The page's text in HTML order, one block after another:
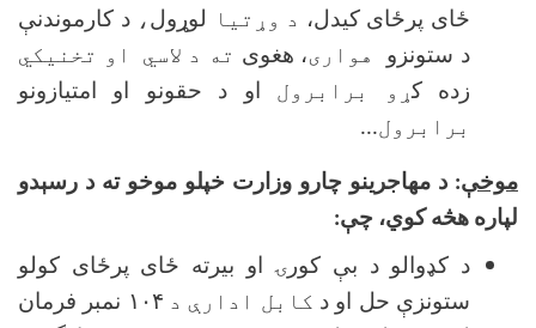
ځای پرځای کیدل، د وړتیا لوړول ،د كارموندنې
د ستونزو
هواری، هغوى ته د لاسي
او تخنیکي
زده كړو برابرول او د حقونو او امتيازونو
برابرول...
موخې: د مهاجرينو چارو وزارت خپلو موخو ته د رسېدو
لپاره هڅه كوي، چې:
د كډوالو د بې كورۍ او بیرته ځای پرځای کولو
ستونزې حل او د کابل ادارې د ۱۰۴ نمبر فرمان